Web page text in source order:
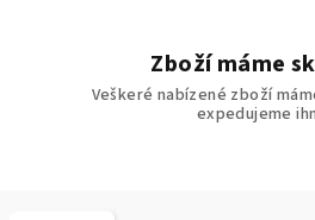
Zboží máme
Veškeré nabízené zboží
expedujeme